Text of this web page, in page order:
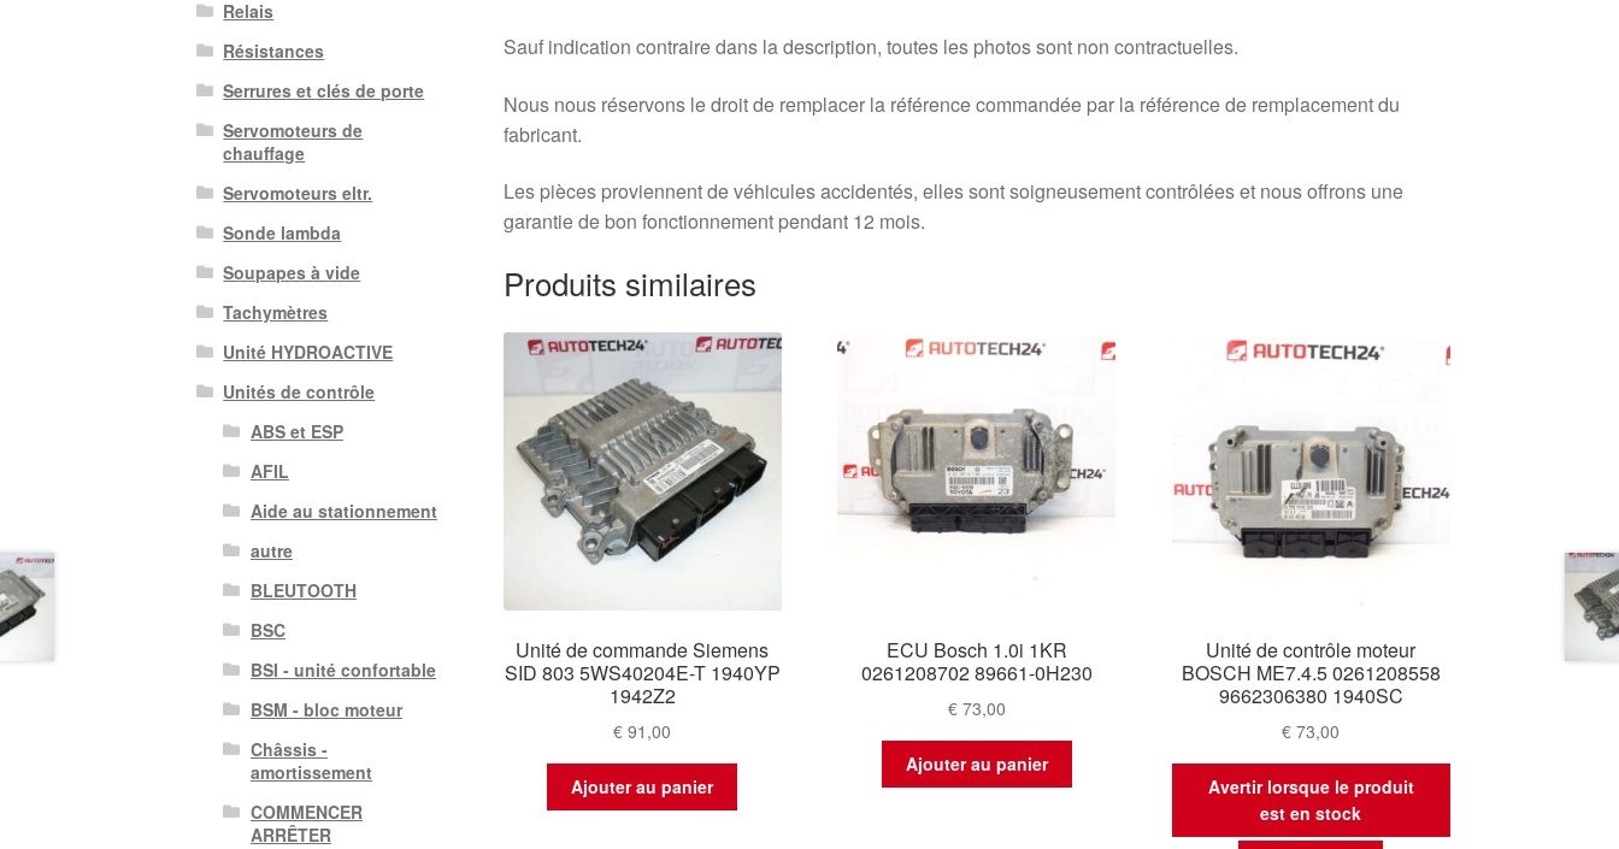
Sauf indication contraire dans la description, toutes les photos sont non contractuelles.
Nous nous réservons le droit de remplacer la référence commandée par la référence de remplacement du
fabricant.
Les pièces proviennent de véhicules accidentés, elles sont soigneusement contrôlées et nous offrons une
garantie de bon fonctionnement pendant 12 mois.
Produits similaires
Unité de commande Siemens
SID 803 5WS40204E-T 1940YP
1942Z2
€ 91,00
Ajouter au panier
ECU Bosch 1.0i 1KR
0261208702 89661-0H230
€73,00
Ajouter au panier
Unité de contrôle moteur
BOSCH ME7.4.5 0261208558
9662306380 1940SC
€ 73,00
Avertir lorsque le produit
est en stock
Relais
Résistances
Serrures et clés de porte
Servomoteurs de
chauffage
Servomoteurs eltr.
Sonde lambda
Soupapes à vide
Tachymètres
Unité HYDROACTIVE
Unités de contrôle
ABS et ESP
AFIL
Aide au stationnement
autre
BLEUTOOTH
BSC
BSI - unité confortable
BSM - bloc moteur
Châssis -
amortissement
COMMENCER
ARRÊTER